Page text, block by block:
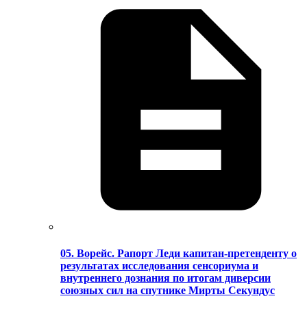
05. Ворейс. Рапорт Леди капитан-претенденту о
результатах исследования сенсориума и
внутреннего дознания по итогам диверсии
союзных сил на спутнике Мирты Секундус